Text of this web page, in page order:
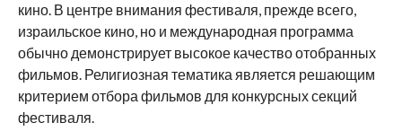
кино. В центре внимания фестиваля, прежде всего,
израильское кино, но и международная программа
обычно демонстрирует высокое качество отобранных
фильмов. Религиозная тематика является решающим
критерием отбора фильмов для конкурсных секций
фестиваля.